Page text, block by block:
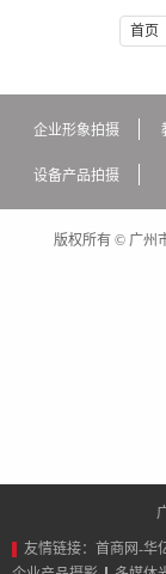
首页
企业形象拍摄
设备产品拍摄
版权所有 © 广州
友情链接： 首商网-华